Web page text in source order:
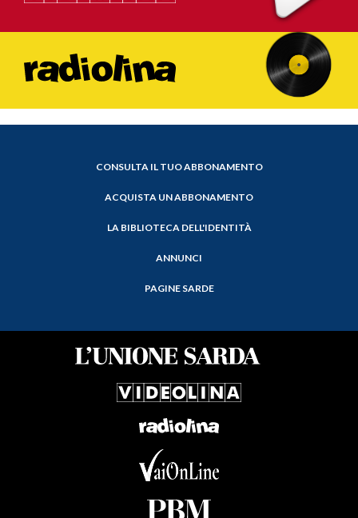
CONSULTA IL TUO ABBONAMENTO
ACQUISTA UN ABBONAMENTO
LA BIBLIOTECA DELL'IDENTITÀ
ANNUNCI
PAGINE SARDE